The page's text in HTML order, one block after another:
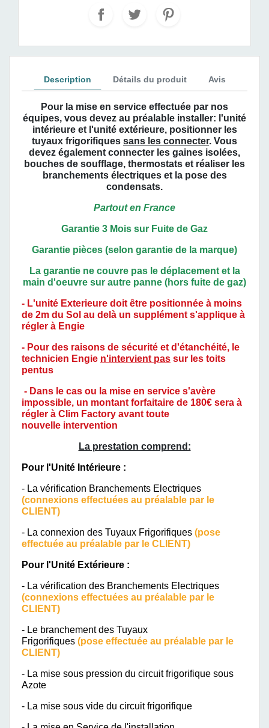
Description Détails du produit Avis
Pour la mise en service effectuée par nos
équipes, vous devez au préalable installer: l'unité
intérieure et l'unité extérieure, positionner les
tuyaux frigorifiques sans les connecter. Vous
devez également connecter les gaines isolées,
bouches de soufflage, thermostats et réaliser les
branchements électriques et la pose des
condensats.
Partout en France
Garantie 3 Mois sur Fuite de Gaz
Garantie pièces (selon garantie de la marque)
La garantie ne couvre pas le déplacement et la
main d'oeuvre sur autre panne (hors fuite de gaz)
- L'unité Exterieure doit être positionnée à moins
de 2m du Sol au delà un supplément s'applique à
régler à Engie
- Pour des raisons de sécurité et d'étanchéité, le
technicien Engie n'intervient pas sur les toits
pentus
- Dans le cas ou la mise en service s'avère
impossible, un montant forfaitaire de 180€ sera à
régler à Clim Factory avant toute
nouvelle intervention
La prestation comprend:
Pour l'Unité Intérieure :
- La vérification Branchements Electriques
(connexions effectuées au préalable par le
CLIENT)
- La connexion des Tuyaux Frigorifiques (pose
effectuée au préalable par le CLIENT)
Pour l'Unité Extérieure :
- La vérification des Branchements Electriques
(connexions effectuées au préalable par le
CLIENT)
- Le branchement des Tuyaux
Frigorifiques (pose effectuée au préalable par le
CLIENT)
- La mise sous pression du circuit frigorifique sous
Azote
- La mise sous vide du circuit frigorifique